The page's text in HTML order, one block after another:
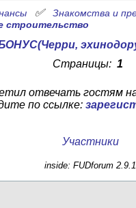
✅ Знакомства и
строительство
Страницы: 1
отвечать гостям
по ссылке:
Участники
inside: FUDforum 2.9.1